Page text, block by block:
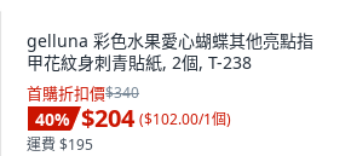
gelluna 彩色水果愛心蝴蝶其他亮點指
甲花紋身刺青貼紙, 2個, T-238
首購折扣價$340
40% $204 ($102.00/1個)
運費 $195